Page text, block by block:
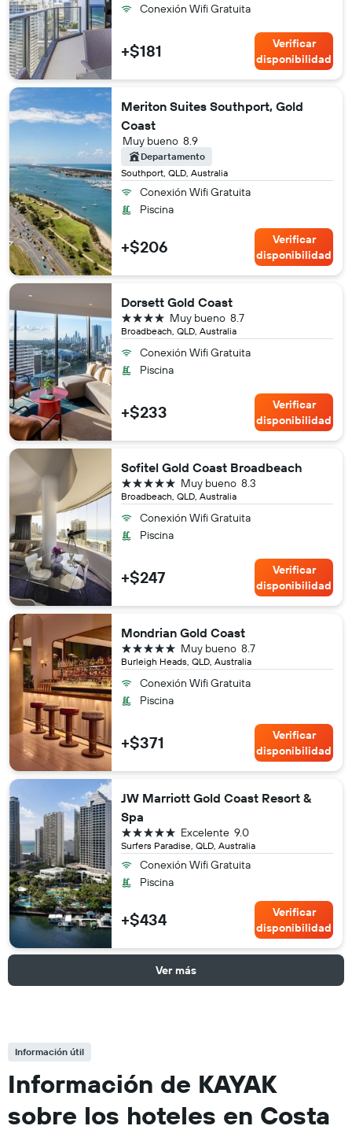
Conexión Wifi Gratuita
+$181
Verificar
disponibilidad
Meriton Suites Southport, Gold
Coast
Southport, QLD, Australia
8.9
Muy bueno
Departamento
Conexión Wifi Gratuita
Piscina
+$206
Verificar
disponibilidad
Dorsett Gold Coast
Broadbeach, QLD, Australia
8.7
Muy bueno
4 estrellas
Conexión Wifi Gratuita
Piscina
+$233
Verificar
disponibilidad
Sofitel Gold Coast Broadbeach
Broadbeach, QLD, Australia
8.3
Muy bueno
5 estrellas
Conexión Wifi Gratuita
Piscina
+$247
Verificar
disponibilidad
Mondrian Gold Coast
Burleigh Heads, QLD, Australia
8.7
Muy bueno
5 estrellas
Conexión Wifi Gratuita
Piscina
+$371
Verificar
disponibilidad
JW Marriott Gold Coast Resort &
Spa
Surfers Paradise, QLD, Australia
9.0
Excelente
5 estrellas
Conexión Wifi Gratuita
Piscina
+$434
Verificar
disponibilidad
Ver más
Información útil
Información de KAYAK
sobre los hoteles en Costa